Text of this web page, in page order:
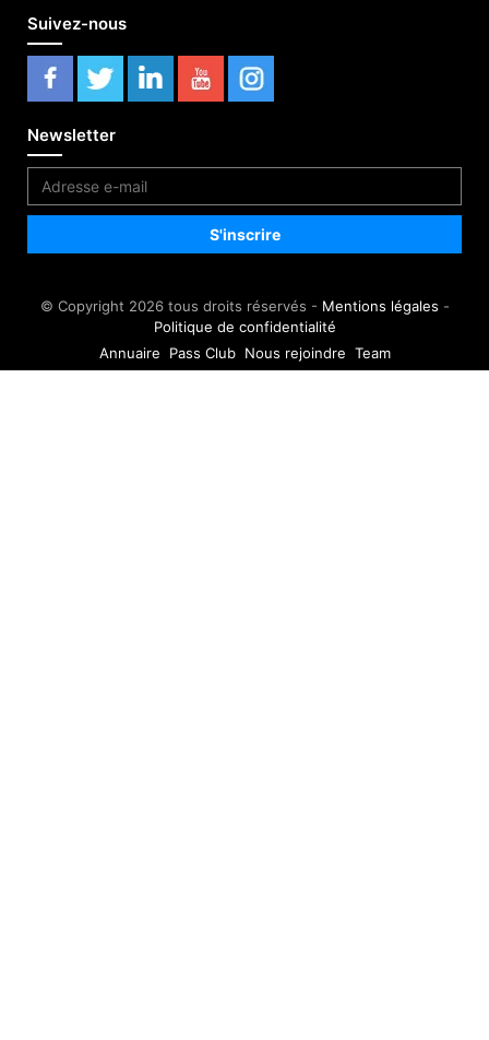
Suivez-nous
Newsletter
© Copyright 2026 tous droits réservés - Mentions légales -
Politique de confidentialité
Annuaire
Pass Club Nous rejoindre Team